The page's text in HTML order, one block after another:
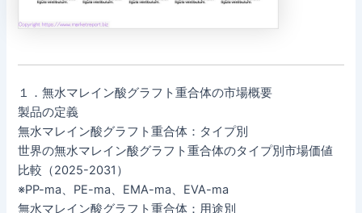
１．無水マレイン酸グラフト重合体の市場概要
製品の定義
無水マレイン酸グラフト重合体：タイプ別
世界の無水マレイン酸グラフト重合体のタイプ別市場価値
比較（2025-2031）
※PP-ma、PE-ma、EMA-ma、EVA-ma
無水マレイン酸グラフト重合体：用途別